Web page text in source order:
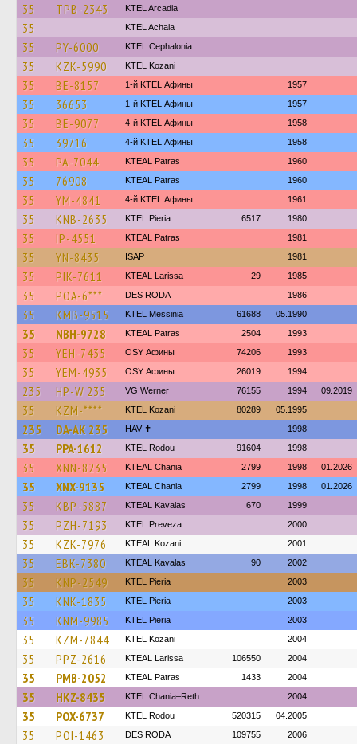
35 TPB-2343 KTEL Arcadia
35 KTEL Achaia
35 PY-6000 KTEL Cephalonia
35 KZK-5990 ΚΤΕL Kozani
35 BE-8157 1-й KTEL Афины 1957
35 36653 1-й KTEL Афины 1957
35 BE-9077 4-й KTEL Афины 1958
35 39716 4-й KTEL Афины 1958
35 PA-7044 KTEAL Patras 1960
35 76908 KTEAL Patras 1960
35 YM-4841 4-й KTEL Афины 1961
35 KNB-2635 KTEL Pieria 6517 1980
35 IP-4551 KTEAL Patras 1981
35 YN-8435 ISAP 1981
35 PIK-7611 KTEAL Larissa 29 1985
35 POA-6*** DES RODA 1986
35 KMB-9515 KTEL Messinia 61688 05.1990
35 NBH-9728 KTEAL Patras 2504 1993
35 YEH-7435 OSY Афины 74206 1993
35 YEM-4935 OSY Афины 26019 1994
235 HP-W 235 VG Werner 76155 1994 09.2019
35 KZM-**** ΚΤΕL Kozani 80289 05.1995
235 DA-AK 235 HAV ✝ 1998
35 PPA-1612 ΚΤΕL Rodou 91604 1998
35 XNN-8235 KTEAL Chania 2799 1998 01.2026
35 XNX-9135 KTEAL Chania 2799 1998 01.2026
35 KBP-5887 KTEAL Kavalas 670 1999
35 PZH-7193 KTEL Preveza 2000
35 KZK-7976 KTEAL Kozani 2001
35 EBK-7380 KTEAL Kavalas 90 2002
35 KNP-2549 KTEL Pieria 2003
35 KNK-1835 KTEL Pieria 2003
35 KNM-9985 KTEL Pieria 2003
35 KZM-7844 ΚΤΕL Kozani 2004
35 PPZ-2616 KTEAL Larissa 106550 2004
35 PMB-2052 KTEAL Patras 1433 2004
35 HKZ-8435 KTEL Chania–Reth. 2004
35 POX-6737 ΚΤΕL Rodou 520315 04.2005
35 POI-1463 DES RODA 109755 2006